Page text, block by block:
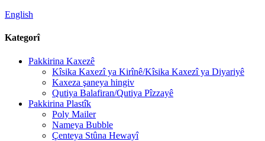
English
Kategorî
Pakkirina Kaxezê
Kîsika Kaxezî ya Kirînê/Kîsika Kaxezî ya Diyariyê
Kaxeza şaneya hingiv
Qutiya Balafiran/Qutiya Pîzzayê
Pakkirina Plastîk
Poly Mailer
Nameya Bubble
Çenteya Stûna Hewayî